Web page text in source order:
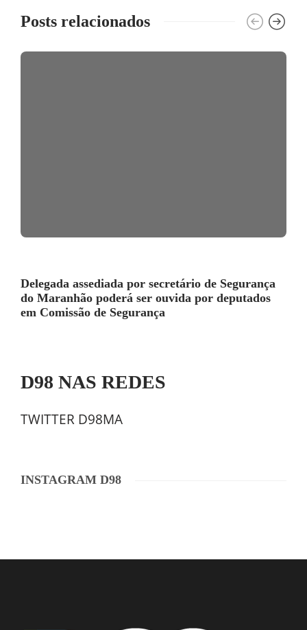
Posts relacionados
Delegada assediada por secretário de Segurança
do Maranhão poderá ser ouvida por deputados
em Comissão de Segurança
D98 NAS REDES
TWITTER D98MA
INSTAGRAM D98